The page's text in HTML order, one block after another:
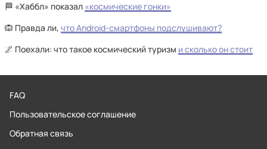
🏁 «Хаббл» показал «космические гонки»
🙉 Правда ли, что Android-смартфоны подслушивают?
🌌 Поехали: что такое космический туризм и сколько он стоит
FAQ
Пользовательское соглашение
Обратная связь